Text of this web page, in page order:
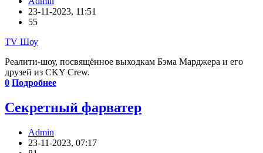
23-11-2023, 11:51
55
TV Шоу
Реалити-шоу, посвящённое выходкам Бэма Марджера и его
друзей из CKY Crew.
0 Подробнее
Секретный фарватер
Admin
23-11-2023, 07:17